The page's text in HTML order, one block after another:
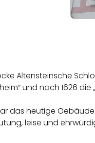
Altensteinsche
und nach 1626
das heutige
leise und